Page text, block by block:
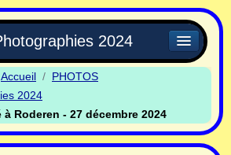
2024
Accueil
PHOTOS
2024
à Roderen - 27 décembre 2024